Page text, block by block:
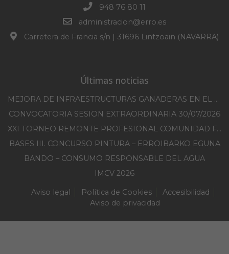
948 76 80 11
administracion@erro.es
Carretera de Francia s/n | 31696 Lintzoain (NAVARRA)
Últimas noticias
MEJORA DE INFRAESTRUCTURAS GANADERAS EN EL TM DE ERRO CAMPAÑA 2025-2026
CONVOCATORIA SESION EXTRAORDINARIA 30/07/2026
XXI TORNEO REMONTE PROFESIONAL COMUNIDAD FORAL NAVARRA
BASES III. CONCURSO PINTURA – ERROIBARKO EGUNA
BANDO – CONSUMO RESPONSABLE DEL AGUA
IMCV 2026
Aviso legal Política de Cookies
Accesibilidad
Aviso de privacidad